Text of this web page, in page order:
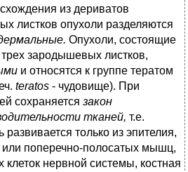
из дериватов
листков опухоли разделяются
Опухоли, состоящие
зародышевых листков,
и относятся к группе тератом
teratos - чудовище). При
сохраняется закон
тканей, т.е.
только из эпителия,
или поперечно-полосатых мышц,
клеток нервной системы, костная